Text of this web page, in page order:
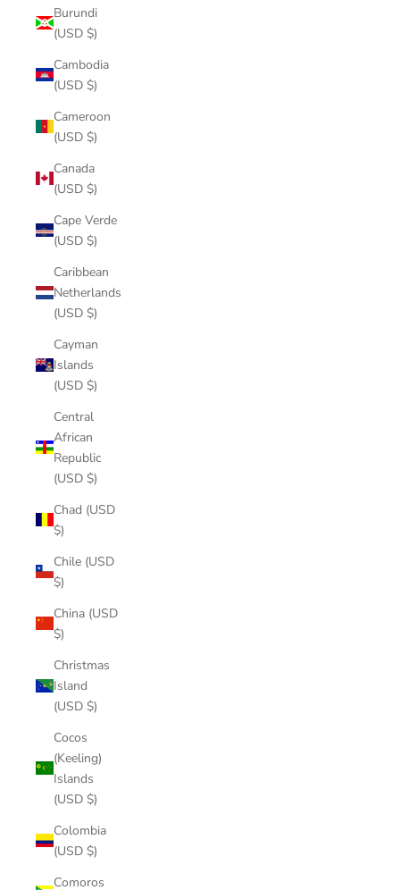
Burundi
(USD $)
Cambodia
(USD $)
Cameroon
(USD $)
Canada
(USD $)
Cape Verde
(USD $)
Caribbean
Netherlands
(USD $)
Cayman
Islands
(USD $)
Central
African
Republic
(USD $)
Chad (USD
$)
Chile (USD
$)
China (USD
$)
Christmas
Island
(USD $)
Cocos
(Keeling)
Islands
(USD $)
Colombia
(USD $)
Comoros